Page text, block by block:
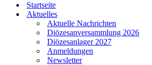
Startseite
Aktuelles
Aktuelle Nachrichten
Diözesanversammlung 2026
Diözesanlager 2027
Anmeldungen
Newsletter